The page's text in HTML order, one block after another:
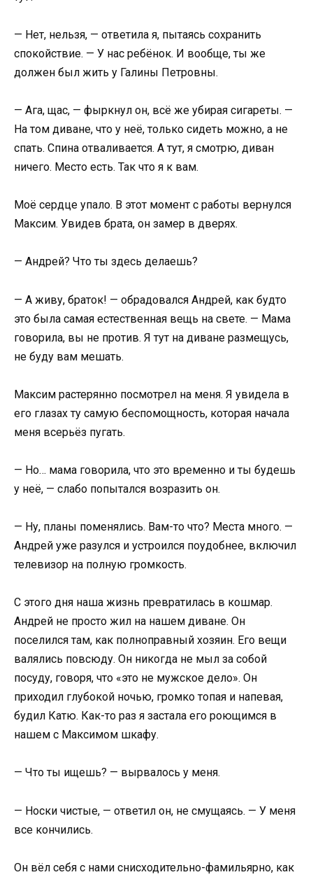
— Нет, нельзя, — ответила я, пытаясь сохранить
спокойствие. — У нас ребёнок. И вообще, ты же
должен был жить у Галины Петровны.
— Ага, щас, — фыркнул он, всё же убирая сигареты. —
На том диване, что у неё, только сидеть можно, а не
спать. Спина отваливается. А тут, я смотрю, диван
ничего. Место есть. Так что я к вам.
Моё сердце упало. В этот момент с работы вернулся
Максим. Увидев брата, он замер в дверях.
— Андрей? Что ты здесь делаешь?
— А живу, браток! — обрадовался Андрей, как будто
это была самая естественная вещь на свете. — Мама
говорила, вы не против. Я тут на диване размещусь,
не буду вам мешать.
Максим растерянно посмотрел на меня. Я увидела в
его глазах ту самую беспомощность, которая начала
меня всерьёз пугать.
— Но… мама говорила, что это временно и ты будешь
у неё, — слабо попытался возразить он.
— Ну, планы поменялись. Вам-то что? Места много. —
Андрей уже разулся и устроился поудобнее, включил
телевизор на полную громкость.
С этого дня наша жизнь превратилась в кошмар.
Андрей не просто жил на нашем диване. Он
поселился там, как полноправный хозяин. Его вещи
валялись повсюду. Он никогда не мыл за собой
посуду, говоря, что «это не мужское дело». Он
приходил глубокой ночью, громко топая и напевая,
будил Катю. Как-то раз я застала его роющимся в
нашем с Максимом шкафу.
— Что ты ищешь? — вырвалось у меня.
— Носки чистые, — ответил он, не смущаясь. — У меня
все кончились.
Он вёл себя с нами снисходительно-фамильярно, как